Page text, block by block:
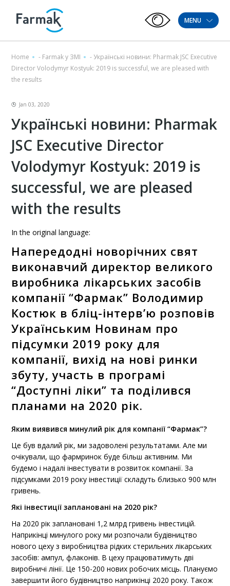
MENU
Home - Farmak у ЗМІ - Українські новини: Pharmak JSC Executive
Director Volodymyr Kostyuk: 2019 is successful, we are pleased with
the results
Jan 03, 2020
Українські новини: Pharmak
JSC Executive Director
Volodymyr Kostyuk: 2019 is
successful, we are pleased
with the results
In the original language:
Напередодні новорічних свят
виконавчий директор великого
виробника лікарських засобів
компанії “Фармак” Володимир
Костюк в бліц-інтерв’ю розповів
Українським Новинам про
підсумки 2019 року для
компанії, вихід на нові ринки
збуту, участь в програмі
“Доступні ліки” та поділився
планами на 2020 рік.
Яким виявився минулий рік для компанії “Фармак”?
Це був вдалий рік, ми задоволені результатами. Але ми
очікували, що фармринок буде більш активним. Ми
будемо і надалі інвестувати в розвиток компанії. За
підсумками 2019 року інвестиції складуть близько 900 млн
гривень.
Які інвестиції заплановані на 2020 рік?
На 2020 рік заплановані 1,2 млрд гривень інвестицій.
Наприкінці минулого року ми розпочали будівництво
нового цеху з виробництва рідких стерильних лікарських
засобів: ампул, флаконів. В цеху працюватимуть дві
виробничі лінії. Це 150-200 нових робочих місць. Плануємо
завершити його будівництво наприкінці 2020 року. Також